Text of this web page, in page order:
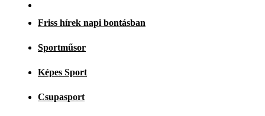
Friss hírek napi bontásban
Sportműsor
Képes Sport
Csupasport